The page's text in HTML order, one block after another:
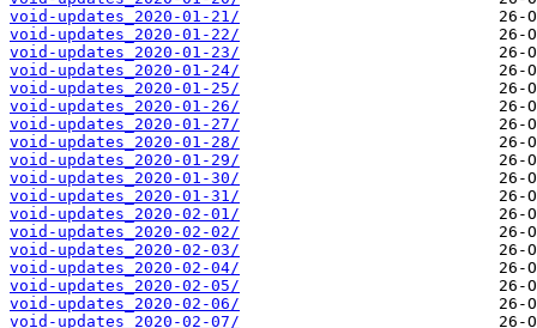
void-updates_2020-01-21/
void-updates_2020-01-22/
void-updates_2020-01-23/
void-updates_2020-01-24/
void-updates_2020-01-25/
void-updates_2020-01-26/
void-updates_2020-01-27/
void-updates_2020-01-28/
void-updates_2020-01-29/
void-updates_2020-01-30/
void-updates_2020-01-31/
void-updates_2020-02-01/
void-updates_2020-02-02/
void-updates_2020-02-03/
void-updates_2020-02-04/
void-updates_2020-02-05/
void-updates_2020-02-06/
void-updates_2020-02-07/